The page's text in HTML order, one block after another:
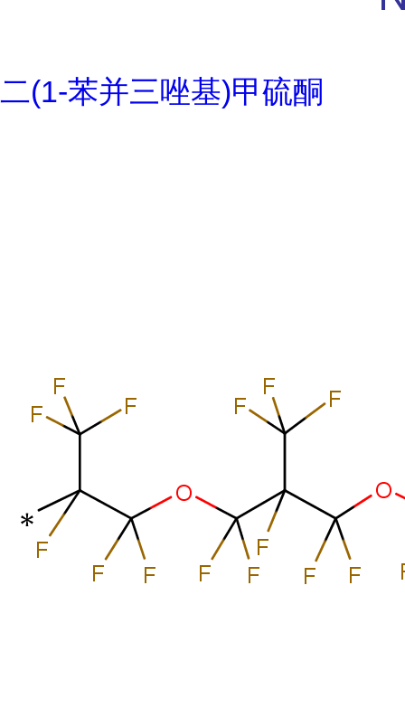
二(1-苯并三唑基)甲硫酮